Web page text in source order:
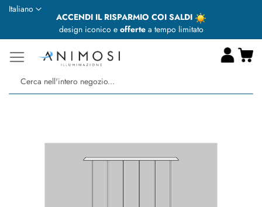
ACCENDI IL RISPARMIO COI SALDI
design iconico e offertea tempo limitato
Lingua
Italiano